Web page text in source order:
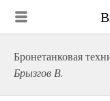
Бронетанковая
Брызгов В.